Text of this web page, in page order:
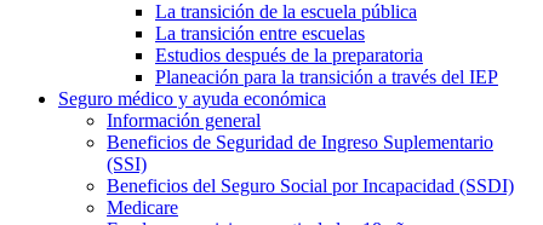
La transición de la escuela pública
La transición entre escuelas
Estudios después de la preparatoria
Planeación para la transición a través del IEP
Seguro médico y ayuda económica
Información general
Beneficios de Seguridad de Ingreso Suplementario
(SSI)
Beneficios del Seguro Social por Incapacidad (SSDI)
Medicare